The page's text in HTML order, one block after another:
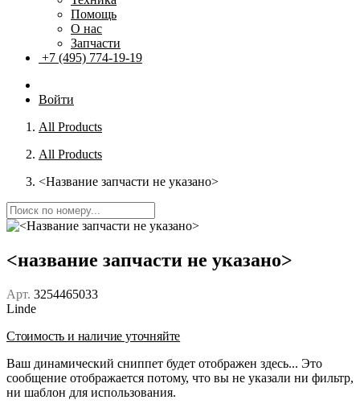
Помощь
О нас
Запчасти
+7 (495) 774-19-19
Войти
All Products
All Products
<Название запчасти не указано>
<название запчасти не указано>
Арт. 3254465033
Linde
Стоимость и наличие уточняйте
Ваш динамический сниппет будет отображен здесь... Это
сообщение отображается потому, что вы не указали ни фильтр,
ни шаблон для использования.